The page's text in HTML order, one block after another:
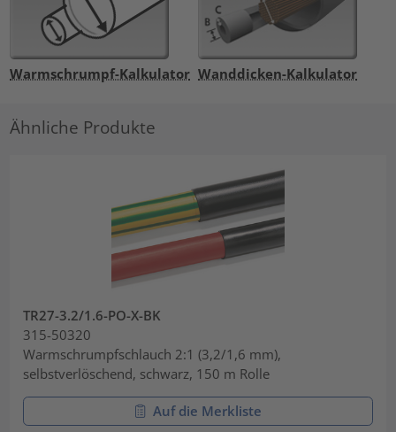
Warmschrumpf-Kalkulator Wanddicken-Kalkulator
Ähnliche Produkte
TR27-3.2/1.6-PO-X-BK
315-50320
Warmschrumpfschlauch 2:1 (3,2/1,6 mm),
selbstverlöschend, schwarz, 150 m Rolle
Auf die Merkliste